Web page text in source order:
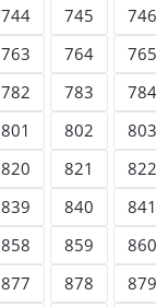
744 745 746
763 764 765
782 783 784
801 802 803
820 821 822
839 840 841
858 859 860
877 878 879